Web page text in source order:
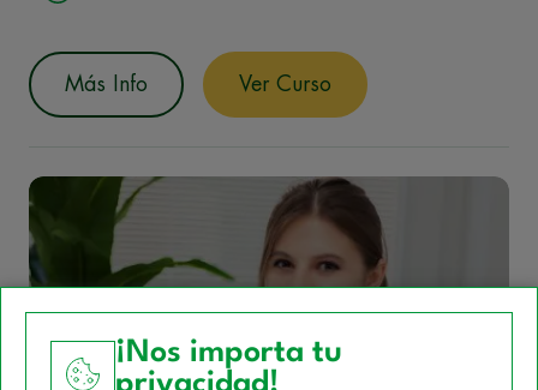
Más Info Ver Curso
¡Nos importa tu